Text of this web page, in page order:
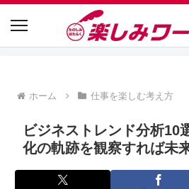
ホーム 仕事を楽しむ考え方
ビジネストレンド分析10
化の軌跡を観察すれば未